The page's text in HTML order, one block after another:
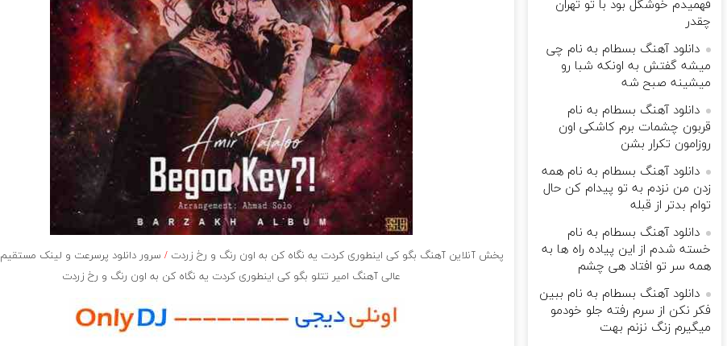
پخش آنلاین آهنگ بگو کی اینطوری کردت یه نگاه کن به اون رنگ و رخ زردت /سرور دانلود پرسرعت و لینک مستقیم
عالی آهنگ امیر تتلو بگو کی اینطوری کردت یه نگاه کن به اون رنگ و رخ زردت
فهمیدم خوشگل بود با تو تهران
چقدر
دانلود آهنگ بسطام به نام چی
میشه گفتش به اونکه شبا رو
میشینه صبح شه
دانلود آهنگ بسطام به نام
قربون چشمات برم کاشکی اون
روزامون تکرار بشن
دانلود آهنگ بسطام به نام همه
زدن من نزدم به تو پیدام کن حال
توام بدتر از قبله
دانلود آهنگ بسطام به نام
خسته شدم از این پیاده راه ها به
همه سر تو افتاد هی چشم
دانلود آهنگ بسطام به نام ببین
فکر نکن از سرم رفته جلو خودمو
میگیرم زنگ نزنم بهت